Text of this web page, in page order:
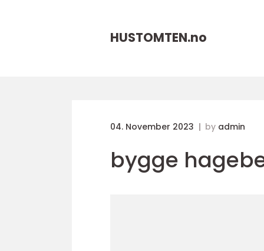
HUSTOMTEN.no
04. November 2023 by admin
bygge